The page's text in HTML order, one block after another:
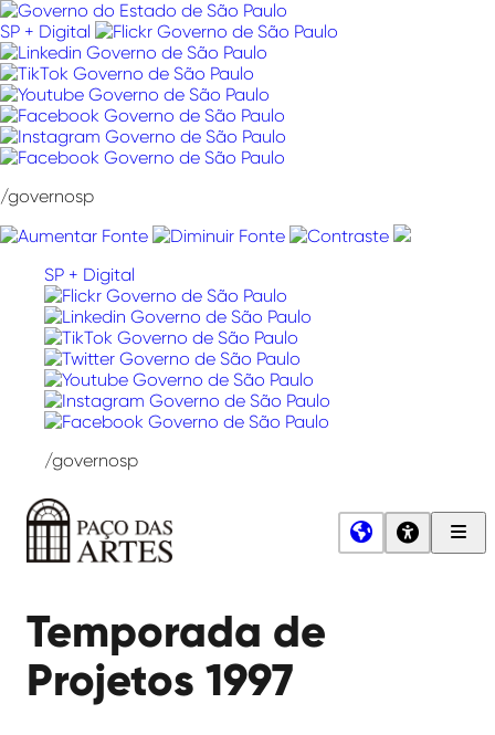
Pular
para
o
conteúdo
SP + Digital
/governosp
SP + Digital
/governosp
Artes
Temporada de
Projetos 1997